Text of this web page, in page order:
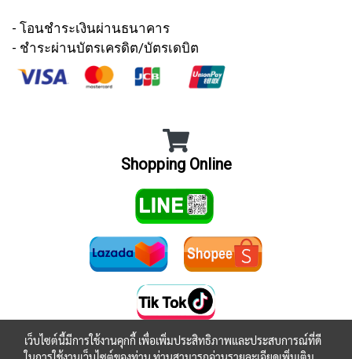
- โอนชำระเงินผ่านธนาคาร
- ชำระผ่านบัตรเครดิต/บัตรเดบิต
Shopping Online
Tel : 012 345 6789
E-mail : info@mydomain.com
เว็บไซต์นี้มีการใช้งานคุกกี้ เพื่อเพิ่มประสิทธิภาพและประสบการณ์ที่ดี